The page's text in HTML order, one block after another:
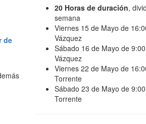
20 Horas de duración,
semana
Viernes 15 de Mayo de
Vázquez
Sábado 16 de Mayo de
Vázquez
Viernes 22 de Mayo de
Torrente
Sábado 23 de Mayo de
Torrente
de